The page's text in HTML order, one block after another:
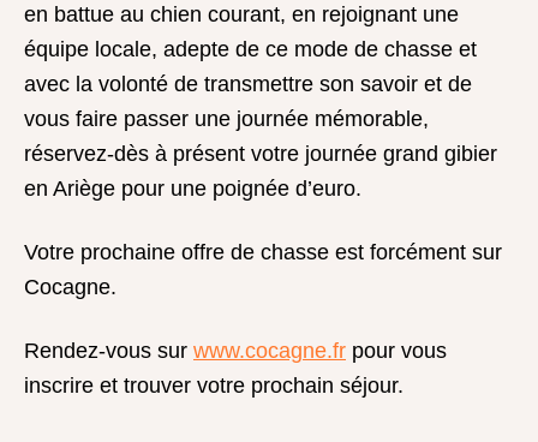
en battue au chien courant, en rejoignant une
équipe locale, adepte de ce mode de chasse et
avec la volonté de transmettre son savoir et de
vous faire passer une journée mémorable,
réservez-dès à présent votre journée grand gibier
en Ariège pour une poignée d’euro.
Votre prochaine offre de chasse est forcément sur
Cocagne.
Rendez-vous sur www.cocagne.fr pour vous
inscrire et trouver votre prochain séjour.